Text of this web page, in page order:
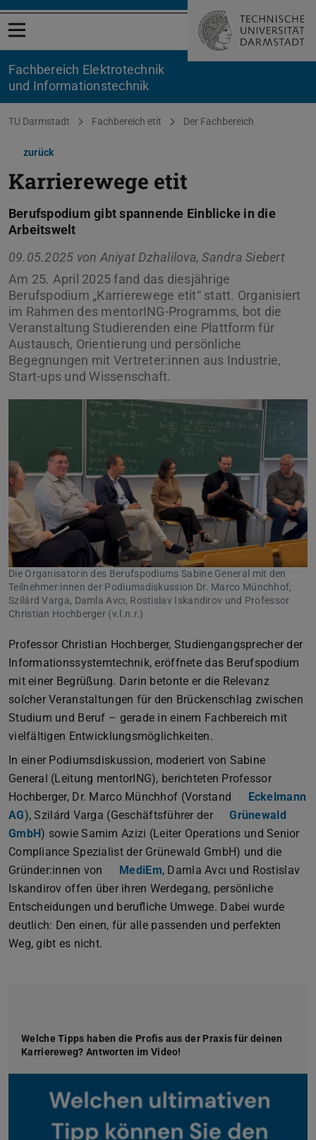
Menü öffnen
Fachbereich Elektrotechnik
und Informationstechnik
Sie befinden sich hier:
TU Darmstadt Fachbereich etit Der Fachbereich
zurück
Karrierewege etit
Berufspodium gibt spannende Einblicke in die
Arbeitswelt
09.05.2025 von Aniyat Dzhalilova, Sandra Siebert
Am 25. April 2025 fand das diesjährige
Berufspodium „Karrierewege etit“ statt. Organisiert
im Rahmen des mentorING-Programms, bot die
Veranstaltung Studierenden eine Plattform für
Austausch, Orientierung und persönliche
Begegnungen mit Vertreter:innen aus Industrie,
Start-ups und Wissenschaft.
Die Organisatorin des Berufspodiums Sabine General mit den
Teilnehmer:innen der Podiumsdiskussion Dr. Marco Münchhof,
Szilárd Varga, Damla Avcı, Rostislav Iskandirov und Professor
Christian Hochberger (v.l.n.r.)
Professor Christian Hochberger, Studiengangsprecher der
Informationssystemtechnik, eröffnete das Berufspodium
mit einer Begrüßung. Darin betonte er die Relevanz
solcher Veranstaltungen für den Brückenschlag zwischen
Studium und Beruf – gerade in einem Fachbereich mit
vielfältigen Entwicklungsmöglichkeiten.
In einer Podiumsdiskussion, moderiert von Sabine
General (Leitung mentorING), berichteten Professor
Hochberger, Dr. Marco Münchhof (Vorstand
Eckelmann
AG), Szilárd Varga (Geschäftsführer der
Grünewald
GmbH) sowie Samim Azizi (Leiter Operations und Senior
Compliance Spezialist der Grünewald GmbH) und die
Gründer:innen von
MediEm, Damla Avcı und Rostislav
Iskandirov offen über ihren Werdegang, persönliche
Entscheidungen und berufliche Umwege. Dabei wurde
deutlich: Den einen, für alle passenden und perfekten
Weg, gibt es nicht.
Welche Tipps haben die Profis aus der Praxis für deinen
Karriereweg? Antworten im Video!